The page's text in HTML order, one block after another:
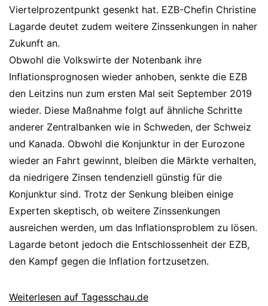
Viertelprozentpunkt gesenkt hat. EZB-Chefin Christine
Lagarde deutet zudem weitere Zinssenkungen in naher
Zukunft an.
Obwohl die Volkswirte der Notenbank ihre
Inflationsprognosen wieder anhoben, senkte die EZB
den Leitzins nun zum ersten Mal seit September 2019
wieder. Diese Maßnahme folgt auf ähnliche Schritte
anderer Zentralbanken wie in Schweden, der Schweiz
und Kanada. Obwohl die Konjunktur in der Eurozone
wieder an Fahrt gewinnt, bleiben die Märkte verhalten,
da niedrigere Zinsen tendenziell günstig für die
Konjunktur sind. Trotz der Senkung bleiben einige
Experten skeptisch, ob weitere Zinssenkungen
ausreichen werden, um das Inflationsproblem zu lösen.
Lagarde betont jedoch die Entschlossenheit der EZB,
den Kampf gegen die Inflation fortzusetzen.
Weiterlesen auf Tagesschau.de